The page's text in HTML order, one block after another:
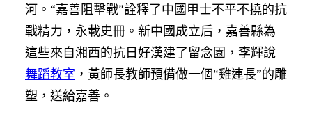
河。“嘉善阻擊戰”詮釋了中國甲士不平不撓的抗
戰精力，永載史冊。新中國成立后，嘉善縣為
這些來自湘西的抗日好漢建了留念園，李輝說
舞蹈教室 ，黃師長教師預備做一個“雞連長”的雕
塑，送給嘉善。